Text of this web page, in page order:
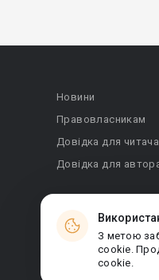
З метою
cookie.
cookie.
Новини
Правовласникам
Довідка для читача
Довідка для
© 2026 Booknet.
Narva mnt 5, Tallinn